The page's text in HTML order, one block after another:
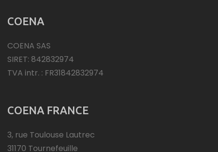
COENA
COENA SAS
SIRET: 842832974
TVA intr. : FR31842832974
COENA FRANCE
3, rue Toulouse Lautrec
31170 Tournefeuille